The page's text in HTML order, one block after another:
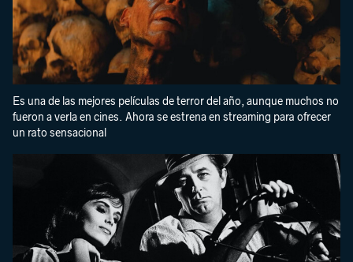
Es una de las mejores películas de terror del año, aunque muchos no
fueron a verla en cines. Ahora se estrena en streaming para ofrecer
un rato sensacional